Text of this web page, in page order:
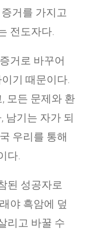
거를 가지고
전도자다.
거로 바꾸어
기 때문이다.
모든 문제와 환
남기는 자가 되
우리를 통해
다.
된 성공자로
야 흑암에 덮
리고 바꿀 수